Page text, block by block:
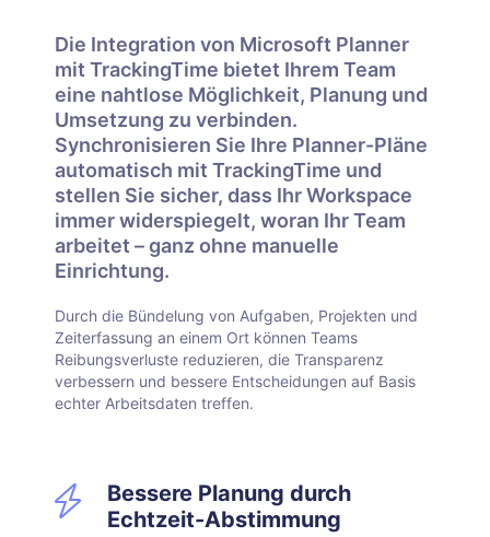
Die Integration von Microsoft Planner
mit TrackingTime bietet Ihrem Team
eine nahtlose Möglichkeit, Planung und
Umsetzung zu verbinden.
Synchronisieren Sie Ihre Planner-Pläne
automatisch mit TrackingTime und
stellen Sie sicher, dass Ihr Workspace
immer widerspiegelt, woran Ihr Team
arbeitet – ganz ohne manuelle
Einrichtung.
Durch die Bündelung von Aufgaben, Projekten und
Zeiterfassung an einem Ort können Teams
Reibungsverluste reduzieren, die Transparenz
verbessern und bessere Entscheidungen auf Basis
echter Arbeitsdaten treffen.
Bessere Planung durch
Echtzeit-Abstimmung